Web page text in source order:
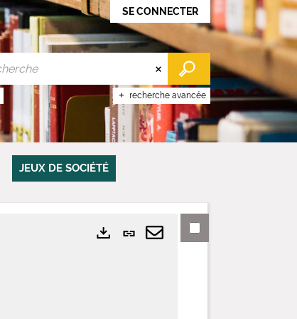
SE CONNECTER
recherche avancée
JEUX DE SOCIÉTÉ
Lien